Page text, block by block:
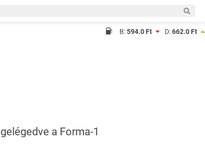
B:594.0 Ft D:662.0 Ft
a Forma-1